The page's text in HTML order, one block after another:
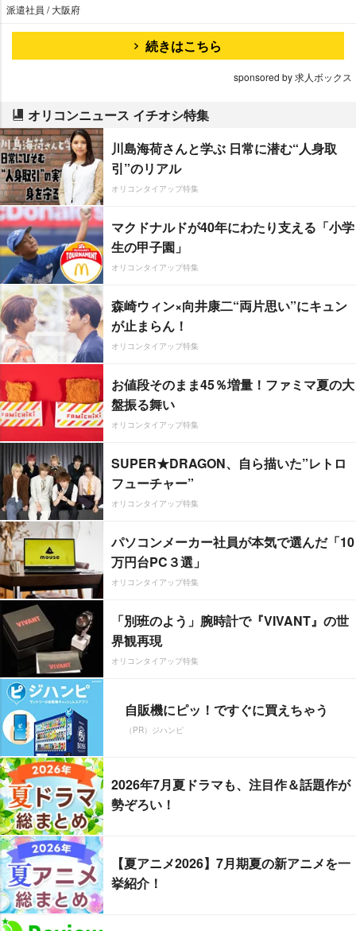
派遣社員 / 大阪府
続きはこちら
sponsored by 求人ボックス
オリコンニュース イチオシ特集
川島海荷さんと学ぶ 日常に潜む“人身取
引”のリアル
オリコンタイアップ特集
マクドナルドが40年にわたり支える「小学
生の甲子園」
オリコンタイアップ特集
森崎ウィン×向井康二“両片思い”にキュン
が止まらん！
オリコンタイアップ特集
お値段そのまま45％増量！ファミマ夏の大
盤振る舞い
オリコンタイアップ特集
SUPER★DRAGON、自ら描いた”レトロ
フューチャー”
オリコンタイアップ特集
パソコンメーカー社員が本気で選んだ「10
万円台PC３選」
オリコンタイアップ特集
「別班のよう」腕時計で『VIVANT』の世
界観再現
オリコンタイアップ特集
自販機にピッ！ですぐに買えちゃう
（PR）ジハンピ
2026年7月夏ドラマも、注目作＆話題作が
勢ぞろい！
【夏アニメ2026】7月期夏の新アニメを一
挙紹介！